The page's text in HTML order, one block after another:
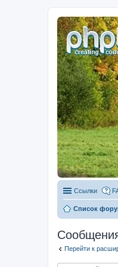
Ссылки
Список
Перейти к